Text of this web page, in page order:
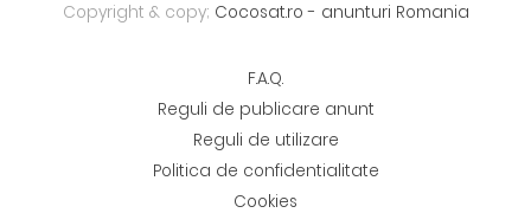
Copyright & copy; Cocosat.ro - anunturi Romania
F.A.Q.
Reguli de publicare anunt
Reguli de utilizare
Politica de confidentialitate
Cookies